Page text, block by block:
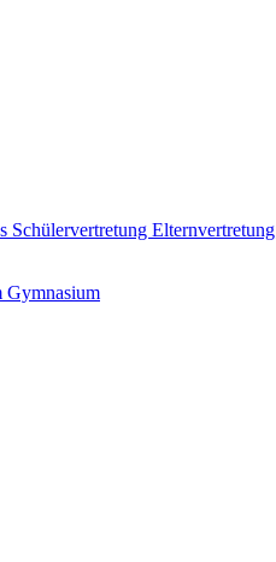
Schülervertretung Elternvertretung
Gymnasium